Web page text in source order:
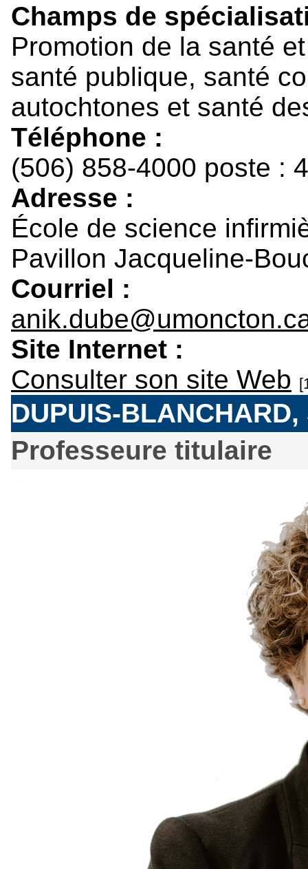
Champs de
Promotion de la santé
santé publique, santé
autochtones et santé
Téléphone :
(506) 858-4000 poste :
Adresse :
École de science
Pavillon Jacqueline-
Courriel :
Site Internet :
Consulter son site Web
DUPUIS-BLANCHARD,
Professeure titulaire